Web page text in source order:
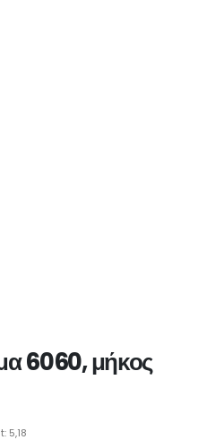
6060, μήκος
5,18